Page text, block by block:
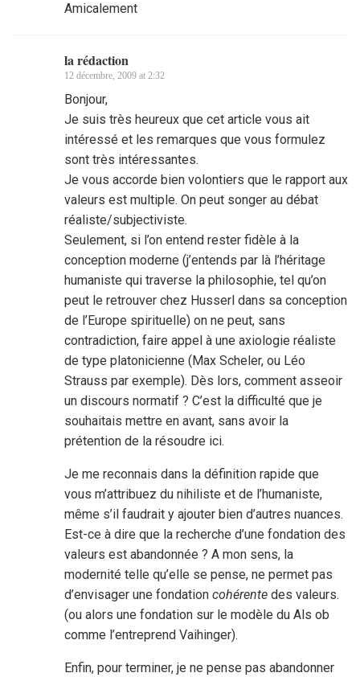
Amicalement
la rédaction
12 décembre, 2009 at 2:32
Bonjour,
Je suis très heureux que cet article vous ait
intéressé et les remarques que vous formulez
sont très intéressantes.
Je vous accorde bien volontiers que le rapport aux
valeurs est multiple. On peut songer au débat
réaliste/subjectiviste.
Seulement, si l’on entend rester fidèle à la
conception moderne (j’entends par là l’héritage
humaniste qui traverse la philosophie, tel qu’on
peut le retrouver chez Husserl dans sa conception
de l’Europe spirituelle) on ne peut, sans
contradiction, faire appel à une axiologie réaliste
de type platonicienne (Max Scheler, ou Léo
Strauss par exemple). Dès lors, comment asseoir
un discours normatif ? C’est la difficulté que je
souhaitais mettre en avant, sans avoir la
prétention de la résoudre ici.
Je me reconnais dans la définition rapide que
vous m’attribuez du nihiliste et de l’humaniste,
même s’il faudrait y ajouter bien d’autres nuances.
Est-ce à dire que la recherche d’une fondation des
valeurs est abandonnée ? A mon sens, la
modernité telle qu’elle se pense, ne permet pas
d’envisager une fondation cohérente des valeurs.
(ou alors une fondation sur le modèle du Als ob
comme l’entreprend Vaihinger).
Enfin, pour terminer, je ne pense pas abandonner